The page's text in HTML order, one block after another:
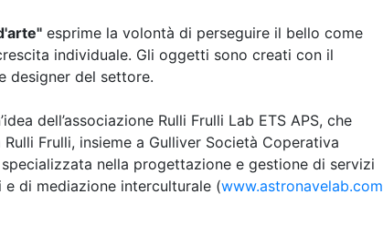
esprime la volontà di perseguire il bello come
individuale. Gli oggetti sono creati con il
designer del settore.
dell’associazione Rulli Frulli Lab ETS APS, che
Frulli, insieme a Gulliver Società Coperativa
nella progettazione e gestione di servizi
di mediazione interculturale (www.astronavelab.com